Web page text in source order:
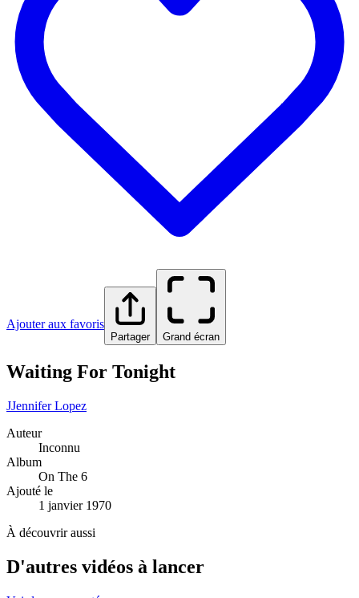
Ajouter aux favoris
Partager Grand écran
Waiting For Tonight
JJennifer Lopez
Auteur
Inconnu
Album
On The 6
Ajouté le
1 janvier 1970
À découvrir aussi
D'autres vidéos à lancer